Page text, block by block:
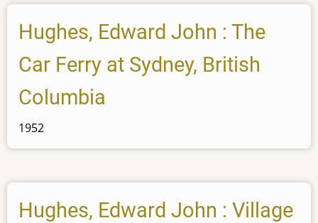
Hughes, Edward John : The
Car Ferry at Sydney, British
Columbia
1952
Hughes, Edward John : Village